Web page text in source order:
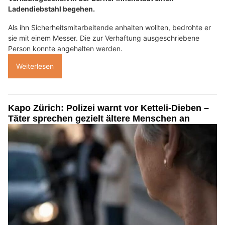
Ladendiebstahl begehen.
Als ihn Sicherheitsmitarbeitende anhalten wollten, bedrohte er
sie mit einem Messer. Die zur Verhaftung ausgeschriebene
Person konnte angehalten werden.
Weiterlesen
Kapo Zürich: Polizei warnt vor Ketteli-Dieben –
Täter sprechen gezielt ältere Menschen an